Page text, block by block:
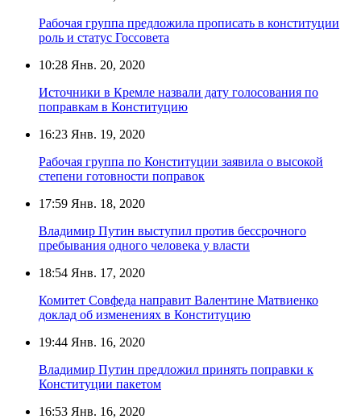
Рабочая группа предложила прописать в конституции
роль и статус Госсовета
10:28 Янв. 20, 2020
Источники в Кремле назвали дату голосования по
поправкам в Конституцию
16:23 Янв. 19, 2020
Рабочая группа по Конституции заявила о высокой
степени готовности поправок
17:59 Янв. 18, 2020
Владимир Путин выступил против бессрочного
пребывания одного человека у власти
18:54 Янв. 17, 2020
Комитет Совфеда направит Валентине Матвиенко
доклад об изменениях в Конституцию
19:44 Янв. 16, 2020
Владимир Путин предложил принять поправки к
Конституции пакетом
16:53 Янв. 16, 2020